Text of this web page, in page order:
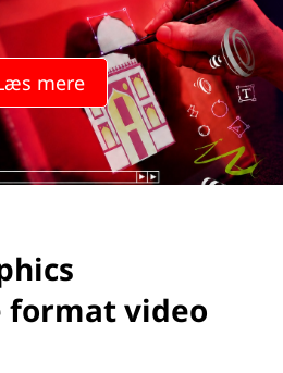
mere
format video